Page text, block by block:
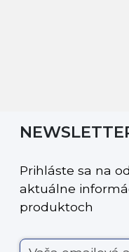
Prihláste sa na
aktuálne
produktoch